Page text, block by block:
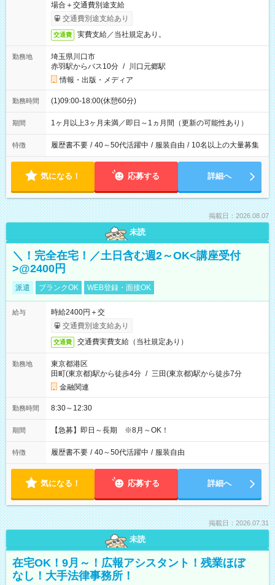
場合＋交通費別途支給
交通費別途支給あり
交通費 実費支給／当社規定あり。
勤務地
埼玉県川口市
赤羽駅からバス10分 / 川口元郷駅
情報・出版・メディア
勤務時間 (1)09:00-18:00(休憩60分)
期間 1ヶ月以上3ヶ月未満／即日～1ヵ月間（更新の可能性あり）
特徴 履歴書不要 / 40～50代活躍中 / 服装自由 / 10名以上の大量募集
気になる！ 応募する 詳細へ
掲載日：2026.08.07
未読
＼！完全在宅！／土日含む週2～OK<講座受付
>@2400円
派遣 ブランクOK WEB登録・面接OK
給与
時給2400円＋交
交通費別途支給あり
交通費 交通費実費支給（当社規定あり）
勤務地
東京都港区
田町(東京都)駅から徒歩4分 / 三田(東京都)駅から徒歩7分
金融関連
勤務時間 8:30～12:30
期間 【急募】即日～長期 ※8月～OK！
特徴 履歴書不要 / 40～50代活躍中 / 服装自由
気になる！ 応募する 詳細へ
掲載日：2026.07.31
未読
在宅OK！9月～！広報アシスタント！残業ほぼ
なし！大手法律事務所！